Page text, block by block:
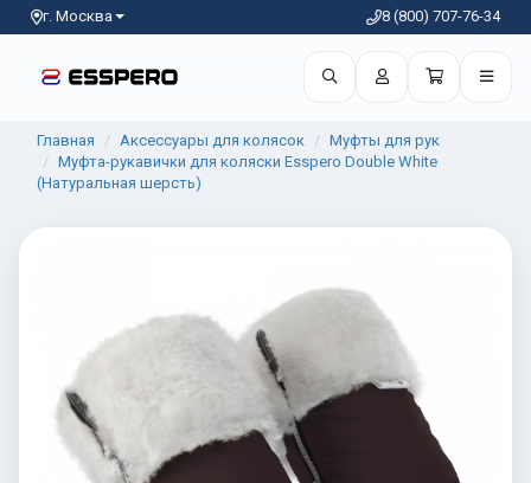
г. Москва 8 (800) 707-76-34
Главная Аксессуары для колясок
Муфты для рук
Муфта-рукавички для коляски Esspero Double White
(Натуральная шерсть)